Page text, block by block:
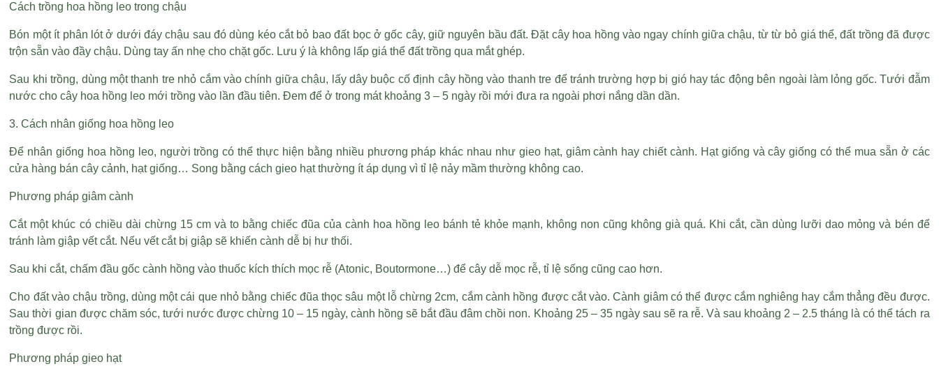
Cách trồng hoa hồng leo trong chậu
Bón một ít phân lót ở dưới đáy chậu sau đó dùng kéo cắt bỏ bao đất bọc ở gốc cây, giữ nguyên bầu đất. Đặt cây hoa hồng vào ngay chính giữa chậu, từ từ bỏ giá thể, đất trồng đã được
trộn sẵn vào đầy chậu. Dùng tay ấn nhẹ cho chặt gốc. Lưu ý là không lấp giá thể đất trồng qua mắt ghép.
Sau khi trồng, dùng một thanh tre nhỏ cắm vào chính giữa chậu, lấy dây buộc cố định cây hồng vào thanh tre để tránh trường hợp bị gió hay tác động bên ngoài làm lỏng gốc. Tưới đẫm
nước cho cây hoa hồng leo mới trồng vào lần đầu tiên. Đem để ở trong mát khoảng 3 – 5 ngày rồi mới đưa ra ngoài phơi nắng dần dần.
3. Cách nhân giống hoa hồng leo
Để nhân giống hoa hồng leo, người trồng có thể thực hiện bằng nhiều phương pháp khác nhau như gieo hạt, giâm cành hay chiết cành. Hạt giống và cây giống có thể mua sẵn ở các
cửa hàng bán cây cảnh, hạt giống… Song bằng cách gieo hạt thường ít áp dụng vì tỉ lệ nảy mầm thường không cao.
Phương pháp giâm cành
Cắt một khúc có chiều dài chừng 15 cm và to bằng chiếc đũa của cành hoa hồng leo bánh tẻ khỏe mạnh, không non cũng không già quá. Khi cắt, cần dùng lưỡi dao mỏng và bén để
tránh làm giập vết cắt. Nếu vết cắt bị giập sẽ khiến cành dễ bị hư thối.
Sau khi cắt, chấm đầu gốc cành hồng vào thuốc kích thích mọc rễ (Atonic, Boutormone…) để cây dễ mọc rễ, tỉ lệ sống cũng cao hơn.
Cho đất vào chậu trồng, dùng một cái que nhỏ bằng chiếc đũa thọc sâu một lỗ chừng 2cm, cắm cành hồng được cắt vào. Cành giâm có thể được cắm nghiêng hay cắm thẳng đều được.
Sau thời gian được chăm sóc, tưới nước được chừng 10 – 15 ngày, cành hồng sẽ bắt đầu đâm chồi non. Khoảng 25 – 35 ngày sau sẽ ra rễ. Và sau khoảng 2 – 2.5 tháng là có thể tách ra
trồng được rồi.
Phương pháp gieo hạt